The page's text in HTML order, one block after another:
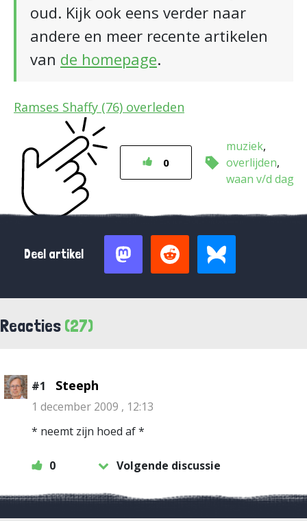
oud. Kijk ook eens verder naar
andere en meer recente artikelen
van de homepage.
Ramses Shaffy (76) overleden
0
muziek
overlijden
waan v/d dag
Deel artikel
Reacties (27)
#1 Steeph
1 december 2009 , 12:13
* neemt zijn hoed af *
0 Volgende discussie